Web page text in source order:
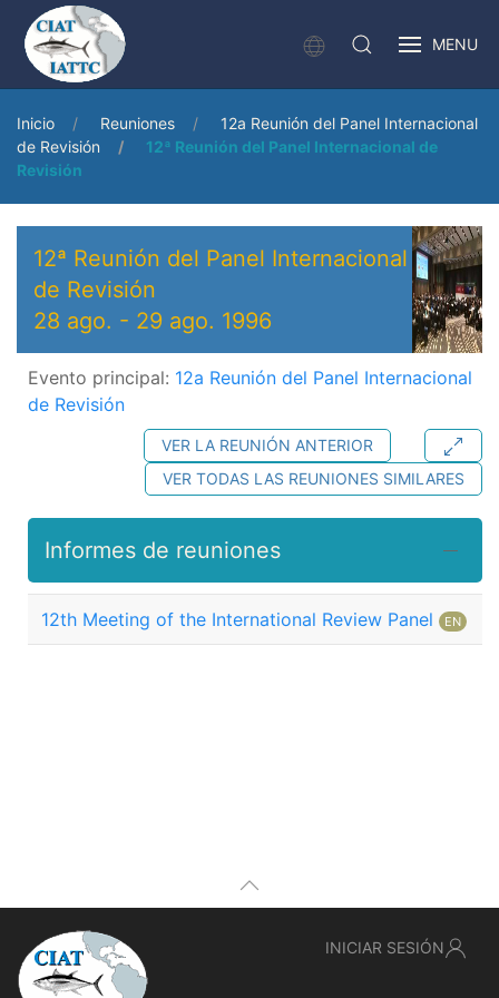
MENU
Inicio Reuniones
12a Reunión del Panel Internacional
de Revisión
12ª Reunión del Panel Internacional de
Revisión
12ª Reunión del Panel Internacional
de Revisión
28 ago. - 29 ago. 1996
Evento principal: 12a Reunión del Panel Internacional
de Revisión
VER LA REUNIÓN ANTERIOR
VER TODAS LAS REUNIONES SIMILARES
Informes de reuniones
12th Meeting of the International Review Panel EN
INICIAR SESIÓN